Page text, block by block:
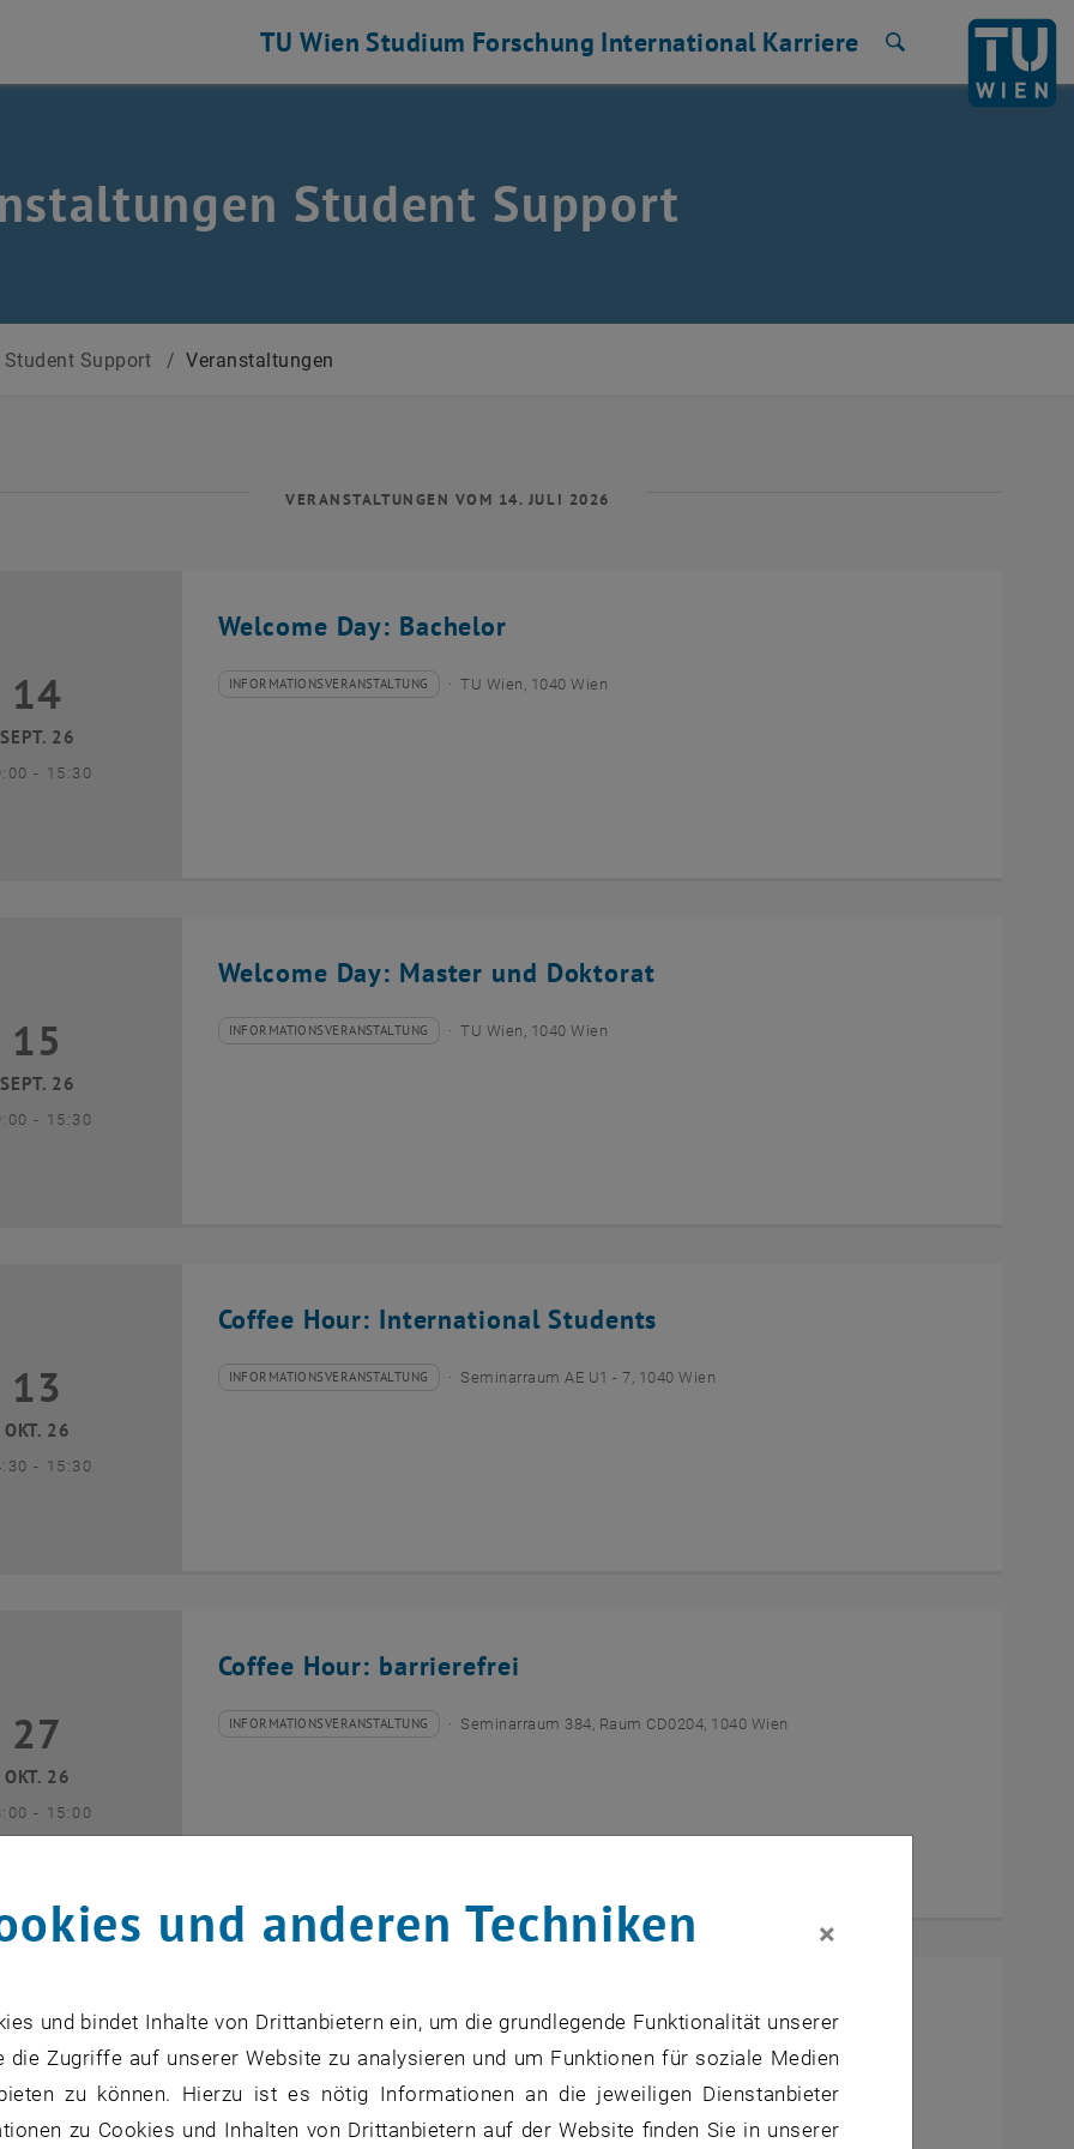
TU Wien Studium Forschung International Karriere
Student Support
Student Support / Veranstaltungen
VERANSTALTUNGEN VOM 14. JULI 2026
Welcome Day: Bachelor
September 2026
14
SEPT. 26
- bis
15:30
Veranstaltungstyp:
INFORMATIONSVERANSTALTUNG
Veranstaltungsort: TU Wien, 1040 Wien
Welcome Day: Master und Doktorat
September 2026
15
SEPT. 26
- bis
15:30
Veranstaltungstyp:
INFORMATIONSVERANSTALTUNG
Veranstaltungsort: TU Wien, 1040 Wien
Coffee Hour: International Students
Oktober 2026
13
OKT. 26
- bis
15:30
Veranstaltungstyp:
INFORMATIONSVERANSTALTUNG
Veranstaltungsort: Seminarraum AE U1 - 7, 1040 Wien
Coffee Hour: barrierefrei
Oktober 2026
27
OKT. 26
- bis
15:00
Veranstaltungstyp:
INFORMATIONSVERANSTALTUNG
Veranstaltungsort: Seminarraum 384, Raum CD0204, 1040 Wien
Coffee Hour: International Students
November 2026
10
NOV. 26
INFORMATIONSVERANSTALTUNG Seminarraum AE U1 - 7, 1040 Wien
und anderen Techniken ×
und bindet Inhalte von Drittanbietern ein, um die grundlegende Funktionalität unserer
Zugriffe auf unserer Website zu analysieren und um Funktionen für soziale Medien
zu können. Hierzu ist es nötig Informationen an die jeweiligen Dienstanbieter
zu Cookies und Inhalten von Drittanbietern auf der Website finden Sie in unserer